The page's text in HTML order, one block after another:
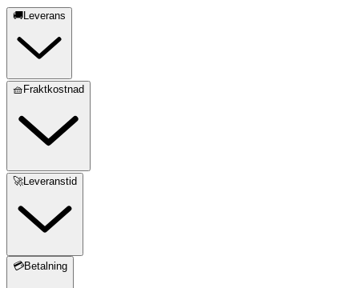
🚚Leverans
🧺Fraktkostnad
🚀Leveranstid
💳Betalning